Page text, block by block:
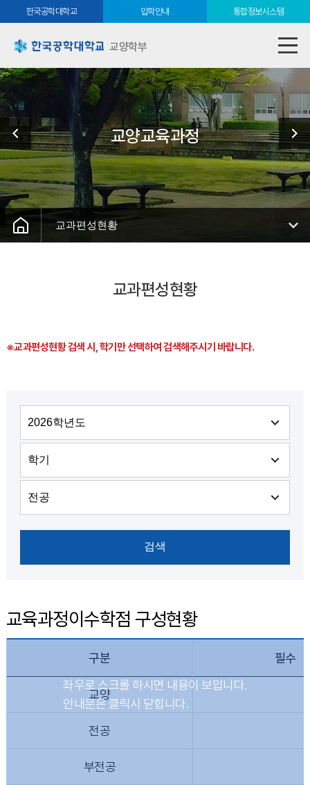
한국공학대학교 입학안내 통합정보시스템
교양학부
교양교육과정
교과편성현황
교과편성현황
※교과편성현황 검색 시, 학기만 선택하여 검색해주시기 바랍니다.
교육과정이수학점 구성현황
구분 필수
교양
전공
부전공